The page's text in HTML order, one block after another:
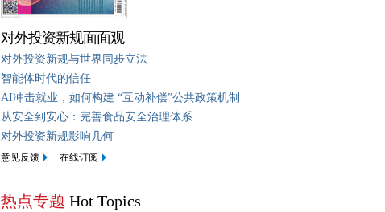
对外投资新规面面观
对外投资新规与世界同步立法
智能体时代的信任
AI冲击就业，如何构建 “互动补偿”公共政策机制
从安全到安心：完善食品安全治理体系
对外投资新规影响几何
意见反馈 在线订阅
热点专题 Hot Topics